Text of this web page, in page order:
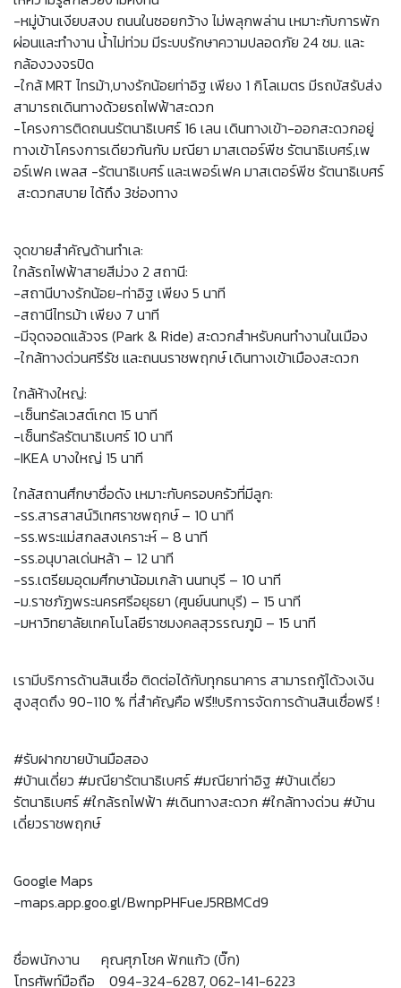
-หมู่บ้านเงียบสงบ ถนนในซอยกว้าง ไม่พลุกพล่าน เหมาะกับการพัก
ผ่อนและทำงาน น้ำไม่ท่วม มีระบบรักษาความปลอดภัย 24 ชม. และ
กล้องวงจรปิด
-ใกล้ MRT ไทรม้า,บางรักน้อยท่าอิฐ เพียง 1 กิโลเมตร มีรถบัสรับส่ง
สามารถเดินทางด้วยรถไฟฟ้าสะดวก
-โครงการติดถนนรัตนาธิเบศร์ 16 เลน เดินทางเข้า-ออกสะดวกอยู่
ทางเข้าโครงการเดียวกันกับ มณียา มาสเตอร์พีช รัตนาธิเบศร์,เพ
อร์เฟค เพลส -รัตนาธิเบศร์ และเพอร์เฟค มาสเตอร์พีช รัตนาธิเบศร์
สะดวกสบาย ได้ถึง 3ช่องทาง
จุดขายสำคัญด้านทำเล:
ใกล้รถไฟฟ้าสายสีม่วง 2 สถานี:
-สถานีบางรักน้อย-ท่าอิฐ เพียง 5 นาที
-สถานีไทรม้า เพียง 7 นาที
-มีจุดจอดแล้วจร (Park & Ride) สะดวกสำหรับคนทำงานในเมือง
-ใกล้ทางด่วนศรีรัช และถนนราชพฤกษ์ เดินทางเข้าเมืองสะดวก
ใกล้ห้างใหญ่:
-เซ็นทรัลเวสต์เกต 15 นาที
-เซ็นทรัลรัตนาธิเบศร์ 10 นาที
-IKEA บางใหญ่ 15 นาที
ใกล้สถานศึกษาชื่อดัง เหมาะกับครอบครัวที่มีลูก:
-รร.สารสาสน์วิเทศราชพฤกษ์ – 10 นาที
-รร.พระแม่สกลสงเคราะห์ – 8 นาที
-รร.อนุบาลเด่นหล้า – 12 นาที
-รร.เตรียมอุดมศึกษาน้อมเกล้า นนทบุรี – 10 นาที
-ม.ราชภัฏพระนครศรีอยุธยา (ศูนย์นนทบุรี) – 15 นาที
-มหาวิทยาลัยเทคโนโลยีราชมงคลสุวรรณภูมิ – 15 นาที
เรามีบริการด้านสินเชื่อ ติดต่อได้กับทุกธนาคาร สามารถกู้ได้วงเงิน
สูงสุดถึง 90-110 % ที่สำคัญคือ ฟรี!!บริการจัดการด้านสินเชื่อฟรี !
#รับฝากขายบ้านมือสอง
#บ้านเดี่ยว #มณียารัตนาธิเบศร์ #มณียาท่าอิฐ #บ้านเดี่ยว
รัตนาธิเบศร์ #ใกล้รถไฟฟ้า #เดินทางสะดวก #ใกล้ทางด่วน #บ้าน
เดี่ยวราชพฤกษ์
Google Maps
-maps.app.goo.gl/BwnpPHFueJ5RBMCd9
ชื่อพนักงาน คุณศุภโชค ฟักแก้ว (บิ๊ก)
โทรศัพท์มือถือ 094-324-6287, 062-141-6223